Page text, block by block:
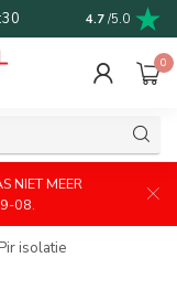
Bel of mail
4.7 /5.0
0
NIET MEER
08.
isolatie